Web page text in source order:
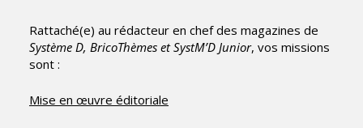
Rattaché(e) au rédacteur en chef des magazines de
Système D, BricoThèmes et SystM’D Junior, vos missions
sont :
Mise en œuvre éditoriale